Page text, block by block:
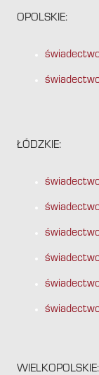
OPOLSKIE:
ŁÓDZKIE:
WIELKOPOLSKIE: